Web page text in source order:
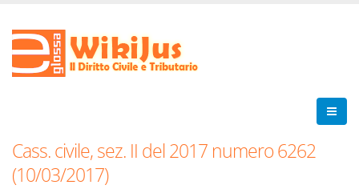
Cass. civile, sez. II del 2017 numero 6262
(10/03/2017)